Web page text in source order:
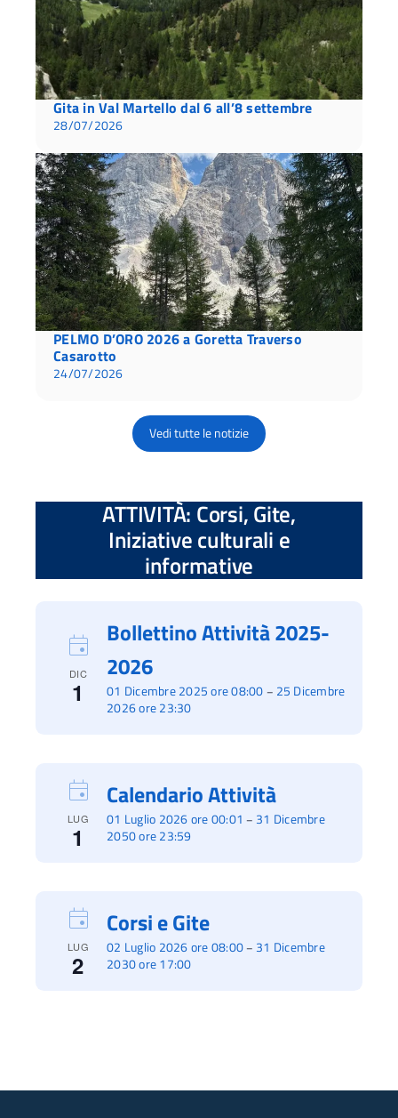
Gita in Val Martello dal 6 all’8 settembre
28/07/2026
PELMO D’ORO 2026 a Goretta Traverso
Casarotto
24/07/2026
Vedi tutte le notizie
ATTIVITÀ: Corsi, Gite,
Iniziative culturali e
informative
DIC
1 01 Dicembre 2025 ore 08:00 – 25 Dicembre
2026 ore 23:30
Bollettino Attività 2025-
2026
LUG
1
01 Luglio 2026 ore 00:01 – 31 Dicembre
2050 ore 23:59
Calendario Attività
LUG
2
02 Luglio 2026 ore 08:00– 31 Dicembre
2030 ore 17:00
Corsi e Gite